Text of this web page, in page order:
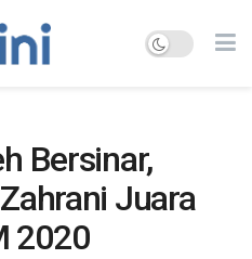
Bersinar,
Juara
2020